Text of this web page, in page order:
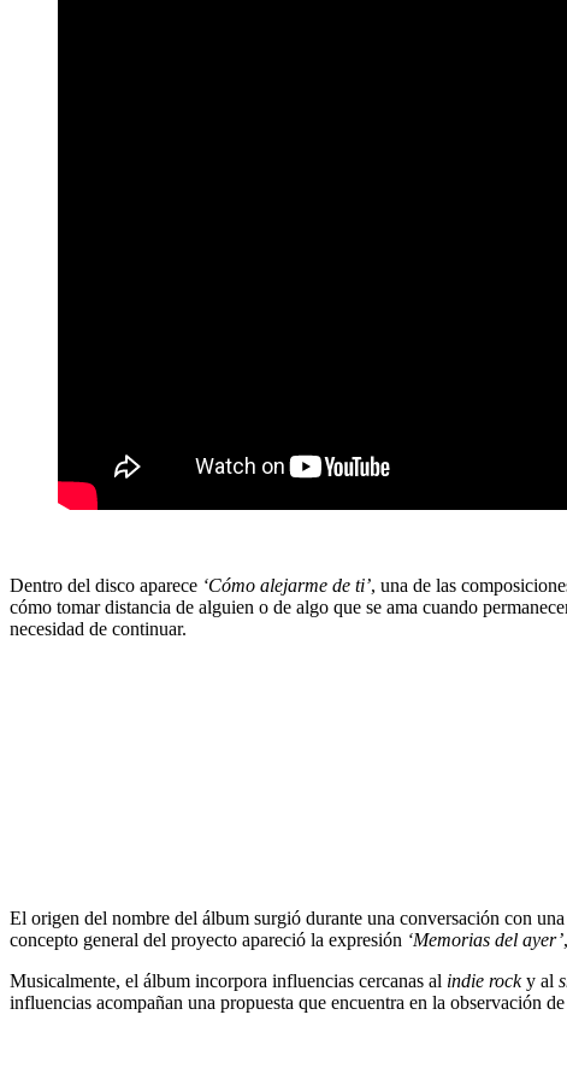
Dentro del disco aparece ‘Cómo alejarme de ti’, una de las
cómo tomar distancia de alguien o de algo que se ama cuando
necesidad de continuar.
El origen del nombre del álbum surgió durante una conversación con
concepto general del proyecto apareció la expresión ‘Memorias del ayer’
Musicalmente, el álbum incorpora influencias cercanas al indie rocky al
influencias acompañan una propuesta que encuentra en la observación